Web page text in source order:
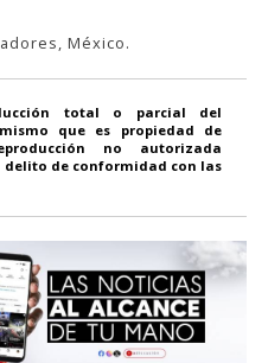
México.
total o parcial del
que es propiedad de
no autorizada
de conformidad con las